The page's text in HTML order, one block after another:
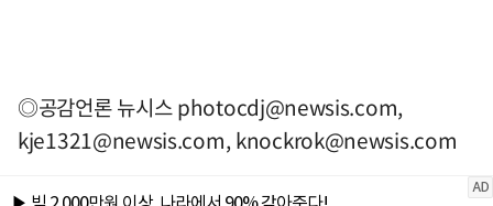
◎공감언론 뉴시스photocdj@newsis.com,
kje1321@newsis.com,knockrok@newsis.com